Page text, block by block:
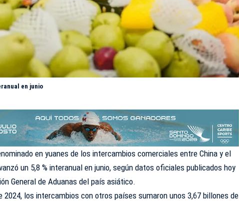
en junio
en yuanes de los intercambios comerciales entre China y el
un 5,8 % interanual en junio,segúndatos oficiales publicados hoy
General de Aduanas del país asiático.
2024, los intercambios con otros países sumaron unos 3,67 billones de